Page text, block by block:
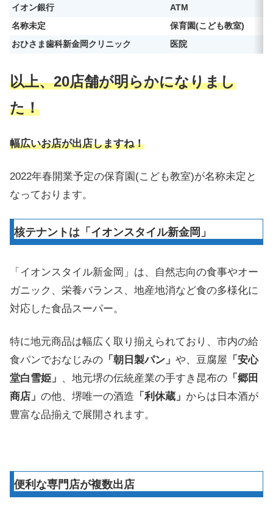
イオン銀行
ATM
名称未定
保育園(こども教室)
おひさま歯科新金岡クリニック
医院
以上、20店舗が明らかになりまし
た！
幅広いお店が出店しますね！
2022年春開業予定の保育園(こども教室)が名称未定と
なっております。
核テナントは「イオンスタイル新金岡」
「イオンスタイル新金岡」は、自然志向の食事やオー
ガニック、栄養バランス、地産地消など食の多様化に
対応した食品スーパー。
特に地元商品は幅広く取り揃えられており、市内の給
食パンでおなじみの 「朝日製パン」 や、豆腐屋 「安心
堂白雪姫」 、地元堺の伝統産業の手すき昆布の 「郷田
商店」 の他、堺唯一の酒造 「利休蔵」 からは日本酒が
豊富な品揃えで展開されます。
便利な専門店が複数出店